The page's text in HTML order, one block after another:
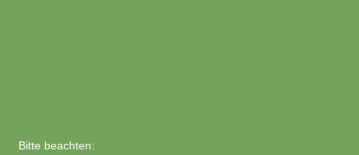
Bitte beachten: